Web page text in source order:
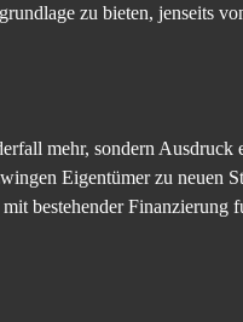
zu bieten, jenseits
mehr, sondern Ausdruck
Eigentümer zu neuen
bestehender Finanzierung